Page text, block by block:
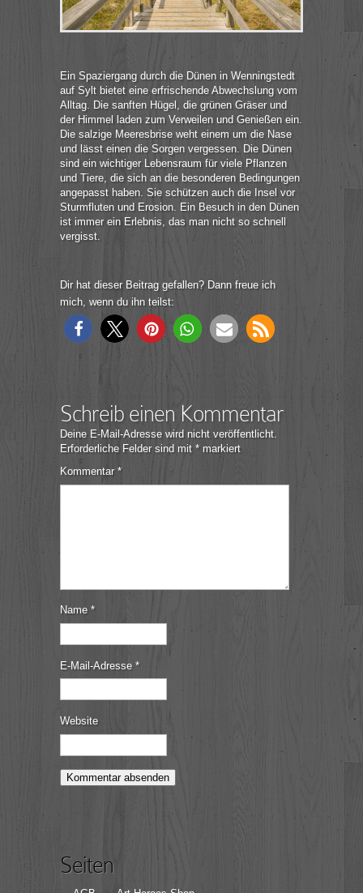
Ein Spaziergang durch die Dünen in Wenningstedt
auf Sylt bietet eine erfrischende Abwechslung vom
Alltag. Die sanften Hügel, die grünen Gräser und
der Himmel laden zum Verweilen und Genießen ein.
Die salzige Meeresbrise weht einem um die Nase
und lässt einen die Sorgen vergessen. Die Dünen
sind ein wichtiger Lebensraum für viele Pflanzen
und Tiere, die sich an die besonderen Bedingungen
angepasst haben. Sie schützen auch die Insel vor
Sturmfluten und Erosion. Ein Besuch in den Dünen
ist immer ein Erlebnis, das man nicht so schnell
vergisst.
Dir hat dieser Beitrag gefallen? Dann freue ich
mich, wenn du ihn teilst:
Schreib einen Kommentar
Deine E-Mail-Adresse wird nicht veröffentlicht.
Erforderliche Felder sind mit * markiert
Kommentar *
Name *
E-Mail-Adresse *
Website
Seiten